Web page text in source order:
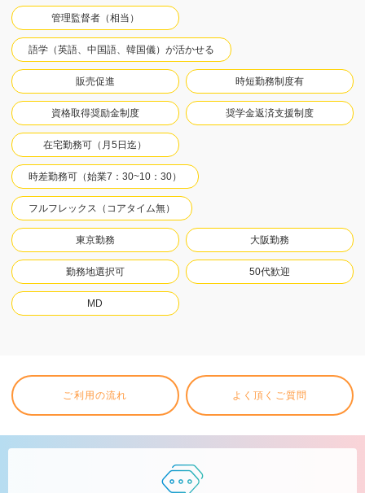
管理監督者（相当）
語学（英語、中国語、韓国儀）が活かせる
販売促進 時短勤務制度有
資格取得奨励金制度 奨学金返済支援制度
在宅勤務可（月5日迄）
時差勤務可（始業7：30~10：30）
フルフレックス（コアタイム無）
東京勤務 大阪勤務
勤務地選択可 50代歓迎
MD
ご利用の流れ よく頂くご質問